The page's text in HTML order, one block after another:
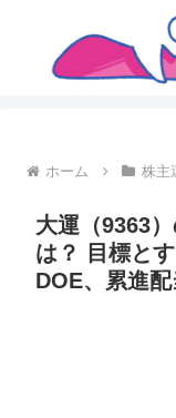
ホーム 株主
大運（9363
は？ 目標と
DOE、累進